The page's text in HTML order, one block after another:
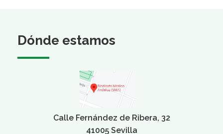
Dónde estamos
Calle Fernández de Ribera, 32
41005 Sevilla